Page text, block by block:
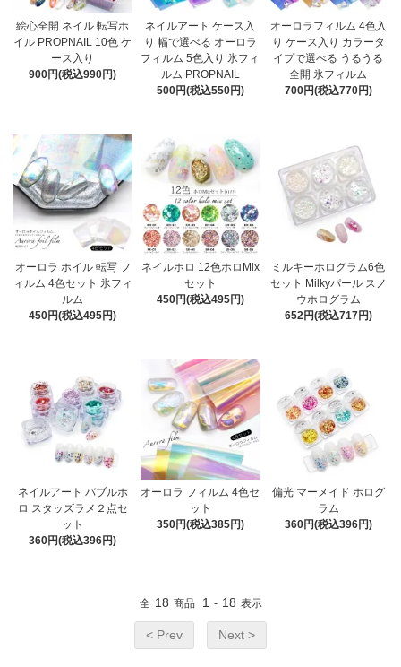
絵心全開 ネイル 転写ホ
イル PROPNAIL 10色 ケ
ース入り
900円(税込990円)
ネイルアート ケース入
り 幅で選べる オーロラ
フィルム 5色入り 氷フィ
ルム PROPNAIL
500円(税込550円)
オーロラフィルム 4色入
り ケース入り カラータ
イプで選べる うるうる
全開 氷フィルム
700円(税込770円)
オーロラ ホイル 転写 フ
ィルム 4色セット 氷フィ
ルム
450円(税込495円)
ネイルホロ 12色ホロMix
セット
450円(税込495円)
ミルキーホログラム6色
セット Milkyパール スノ
ウホログラム
652円(税込717円)
ネイルアート バブルホ
ロ スタッズラメ２点セ
ット
360円(税込396円)
オーロラ フィルム 4色セ
ット
350円(税込385円)
偏光 マーメイド ホログ
ラム
360円(税込396円)
全 18 商品 1 - 18 表示
< Prev Next >